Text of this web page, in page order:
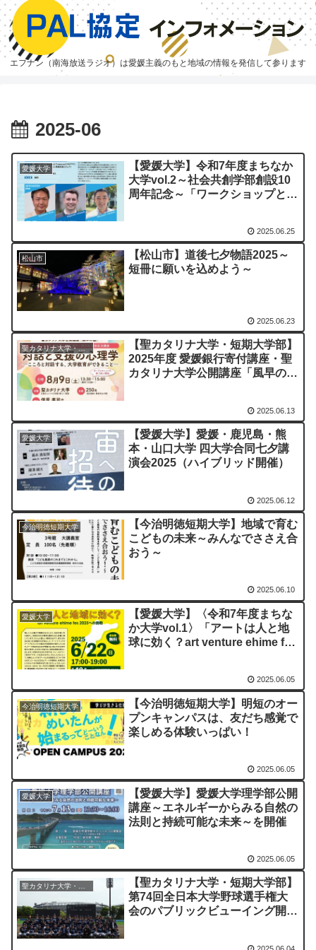
エフナン（南海放送ラジオ）は愛媛主義のもと地域の情報を発信して参ります
2025-06
愛媛大学
【愛媛大学】令和7年度まちなか
大学vol.2～社会共創学部創設10
周年記念～「ワークショップとい
2025.06.25
松山市
【松山市】道後七夕物語2025～
短冊に願いを込めよう～
2025.06.23
聖カタリナ大学・短期大学部
【聖カタリナ大学・短期大学部】
2025年度 愛媛銀行寄付講座・聖
カタリナ大学公開講座「風早の
2025.06.13
愛媛大学
【愛媛大学】愛媛・鹿児島・熊
本・山口大学 四大学合同七夕講
演会2025（ハイブリッド開催）
2025.06.12
今治明徳短期大学
【今治明徳短期大学】地域で育む
こどもの未来～みんなでささえ合
おう～
2025.06.10
愛媛大学
【愛媛大学】〈令和7年度まちな
か大学vol.1〉「アートは人と地
球に効く？art venture ehime fes
2025.06.05
今治明徳短期大学
【今治明徳短期大学】明短のオー
プンキャンパスは、友だち感覚で
楽しめる体験いっぱい！
2025.06.05
愛媛大学
【愛媛大学】愛媛大学理学部公開
講座～エネルギーからみる自然の
法則と持続可能な未来～を開催
2025.06.05
【聖カタリナ大学・短期大学部】
第74回全日本大学野球選手権大
会のパブリックビューイング開催